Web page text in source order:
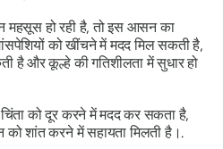
महसूस हो रही है, तो इस आसन का
को खींचने में मदद मिल सकती है,
और कूल्हे की गतिशीलता में सुधार हो
को दूर करने में मदद कर सकता है,
शांत करने में सहायता मिलती है।.